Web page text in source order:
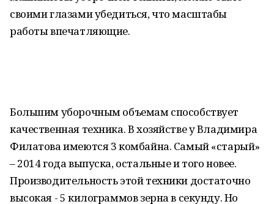
своими глазами убедиться, что масштабы
работы впечатляющие.
Большим уборочным объемам способствует
качественная техника. В хозяйстве у Владимира
Филатова имеются 3 комбайна. Самый «старый»
– 2014 года выпуска, остальные и того новее.
Производительность этой техники достаточно
высокая - 5 килограммов зерна в секунду. Но